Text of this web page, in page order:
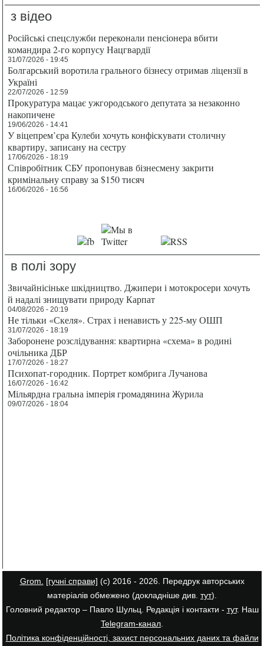
з відео
Російські спецслужби переконали пенсіонера вбити
командира 2-го корпусу Нацгвардії
31/07/2026 - 19:45
Болгарський воротила грального бізнесу отримав ліцензії в
Україні
22/07/2026 - 12:59
Прокуратура мацає ужгородського депутата за незаконно
накопичене
19/06/2026 - 14:41
У віцепрем’єра Кулеби хочуть конфіскувати столичну
квартиру, записану на сестру
17/06/2026 - 18:19
Співробітник СБУ пропонував бізнесмену закрити
кримінальну справу за $150 тисяч
16/06/2026 - 16:56
в полі зору
Звичайнісіньке шкідництво. Джипери і мотокросери хочуть
й надалі знищувати природу Карпат
04/08/2026 - 20:19
Не тільки «Скеля». Страх і ненависть у 225-му ОШП
31/07/2026 - 18:19
Заборонене розслідування: квартирна «схема» в родині
очільника ДБР
17/07/2026 - 18:27
Психопат-городник. Портрет комбрига Лучанова
16/07/2026 - 16:42
Мільярдна гральна імперія громадянина Журила
09/07/2026 - 18:04
Grom. [гучні справи] (с) 2016 - 2026. Передрук авторських
матеріалів обмежено (докладніше див. тут).
Головний редактор – Павло Шульц. Редакція і контакти - тут. Наш
Telegram-канал.
Політика конфіденційності, захист персональних даних та файли